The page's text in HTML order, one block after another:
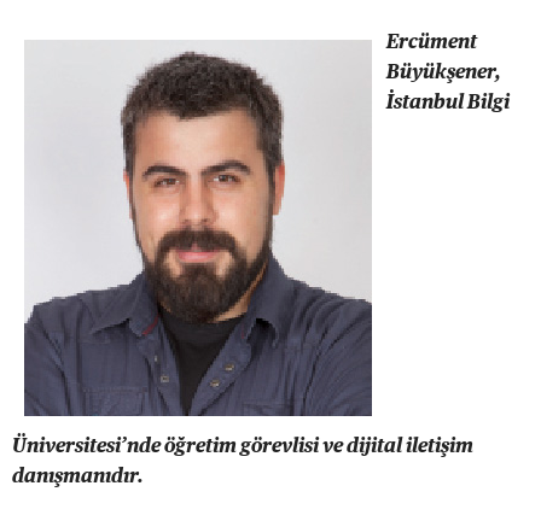
Ercüment
Büyükşener,
İstanbul Bilgi
Üniversitesi’nde öğretim görevlisi ve dijital iletişim
danışmanıdır.